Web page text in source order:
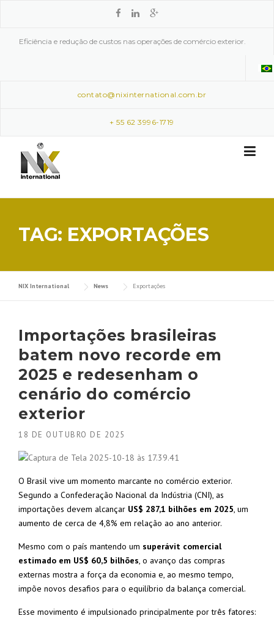
Eficiência e redução de custos nas operações de comércio exterior.
contato@nixinternational.com.br
+ 55 62 3996-1719
TAG: EXPORTAÇÕES
NIX International News Exportações
Importações brasileiras
batem novo recorde em
2025 e redesenham o
cenário do comércio
exterior
18 DE OUTUBRO DE 2025
O Brasil vive um momento marcante no comércio exterior.
Segundo a Confederação Nacional da Indústria (CNI), as
importações devem alcançar US$ 287,1 bilhões em 2025, um
aumento de cerca de 4,8% em relação ao ano anterior.
Mesmo com o país mantendo um superávit comercial
estimado em US$ 60,5 bilhões, o avanço das compras
externas mostra a força da economia e, ao mesmo tempo,
impõe novos desafios para o equilíbrio da balança comercial.
Esse movimento é impulsionado principalmente por três fatores: